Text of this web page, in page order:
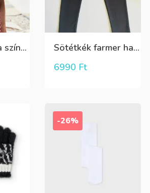
Mayoral tégla színű kisvirág mintás nyári lenge ruha
Sötétkék farmer hatású kényelmes nadrág
6990 Ft
-26%